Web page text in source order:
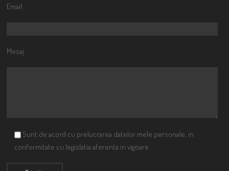
Email:
Mesaj:
Sunt de acord cu prelucrarea datelor mele personale, in
conformitate cu legislatia aferenta in vigoare